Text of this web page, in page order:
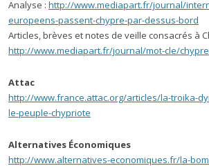
Analyse : http://www.mediapart.fr/journal/
europeens-passent-chypre-par-dessus-bord
Articles, brèves et notes de veille consacrés à
http://www.mediapart.fr/journal/mot-cle/chypre
Attac
http://www.france.attac.org/articles/la-troika-
le-peuple-chypriote
Alternatives Économiques
http://www.alternatives-economiques.fr/la-